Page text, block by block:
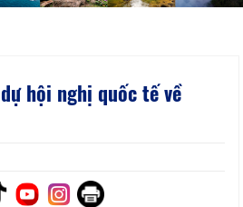
hội nghị quốc tế về